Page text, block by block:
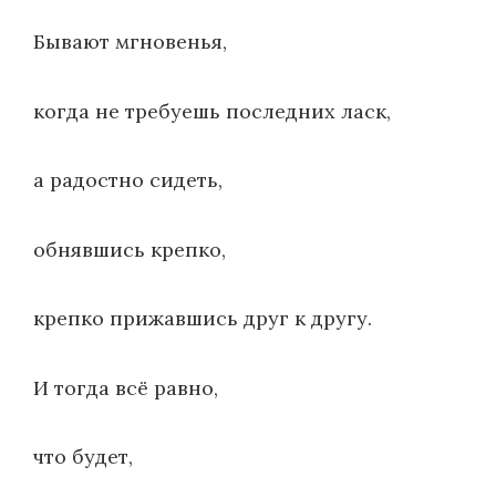
Бывают мгновенья,
когда не требуешь последних ласк,
а радостно сидеть,
обнявшись крепко,
крепко прижавшись друг к другу.
И тогда всё равно,
что будет,